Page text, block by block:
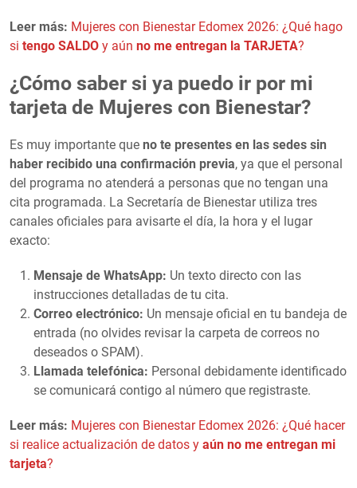
Leer más: Mujeres con Bienestar Edomex 2026: ¿Qué hago
si tengo SALDO y aún no me entregan la TARJETA?
¿Cómo saber si ya puedo ir por mi
tarjeta de Mujeres con Bienestar?
Es muy importante que no te presentes en las sedes sin
haber recibido una confirmación previa, ya que el personal
del programa no atenderá a personas que no tengan una
cita programada. La Secretaría de Bienestar utiliza tres
canales oficiales para avisarte el día, la hora y el lugar
exacto:
Mensaje de WhatsApp: Un texto directo con las
instrucciones detalladas de tu cita.
Correo electrónico: Un mensaje oficial en tu bandeja de
entrada (no olvides revisar la carpeta de correos no
deseados o SPAM).
Llamada telefónica: Personal debidamente identificado
se comunicará contigo al número que registraste.
Leer más: Mujeres con Bienestar Edomex 2026: ¿Qué hacer
si realice actualización de datos y aún no me entregan mi
tarjeta?